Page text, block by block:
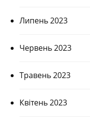
Липень 2023
Червень 2023
Травень 2023
Квітень 2023